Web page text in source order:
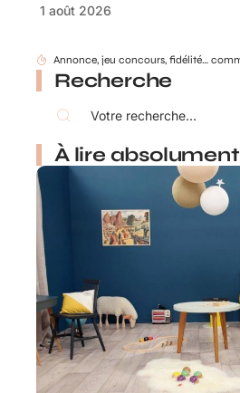
1 août 2026
Recherche
À lire absolument